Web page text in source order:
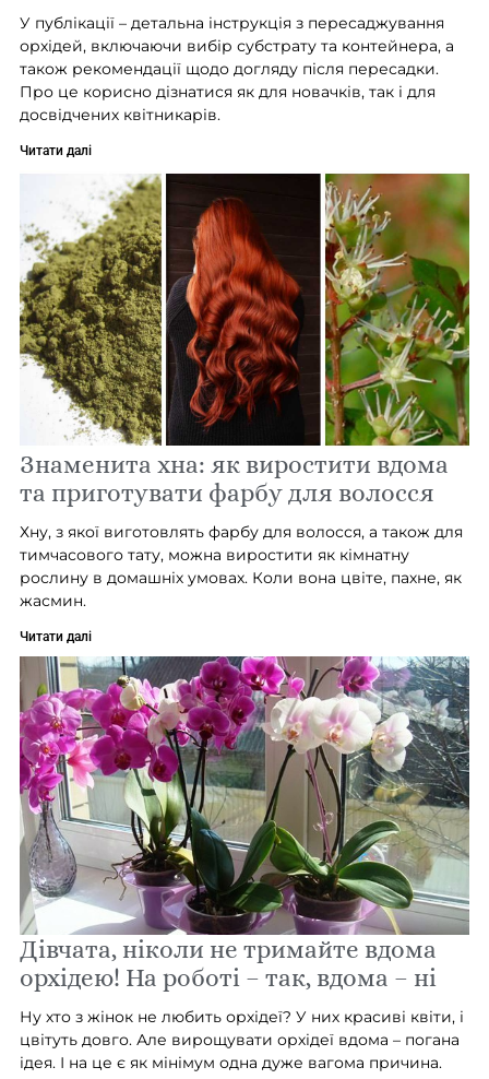
У публікації – детальна інструкція з пересаджування
орхідей, включаючи вибір субстрату та контейнера, а
також рекомендації щодо догляду після пересадки.
Про це корисно дізнатися як для новачків, так і для
досвідчених квітникарів.
Читати далі
Знаменита хна: як виростити вдома
та приготувати фарбу для волосся
Хну, з якої виготовлять фарбу для волосся, а також для
тимчасового тату, можна виростити як кімнатну
рослину в домашніх умовах. Коли вона цвіте, пахне, як
жасмин.
Читати далі
Дівчата, ніколи не тримайте вдома
орхідею! На роботі – так, вдома – ні
Ну хто з жінок не любить орхідеї? У них красиві квіти, і
цвітуть довго. Але вирощувати орхідеї вдома – погана
ідея. І на це є як мінімум одна дуже вагома причина.